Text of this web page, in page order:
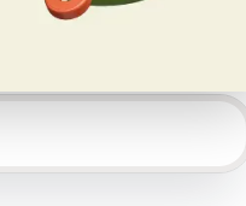
шаблон и
сетей.